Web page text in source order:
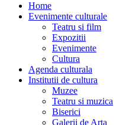
Home
Evenimente culturale
Teatru si film
Expozitii
Evenimente
Cultura
Agenda culturala
Institutii de cultura
Muzee
Teatru si muzica
Biserici
Galerii de Arta